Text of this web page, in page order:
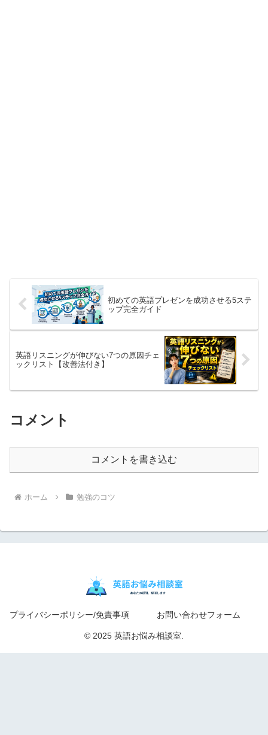
初めての英語プレゼンを成功させる5ステ
ップ完全ガイド
英語リスニングが伸びない7つの原因チェ
ックリスト【改善法付き】
コメント
コメントを書き込む
ホーム 勉強のコツ
プライバシーポリシー/免責事項 お問い合わせフォーム
© 2025 英語お悩み相談室.